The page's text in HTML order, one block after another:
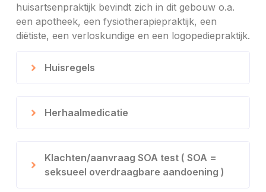
huisartsenpraktijk bevindt zich in dit gebouw o.a.
een apotheek, een fysiotherapiepraktijk, een
diëtiste, een verloskundige en een logopediepraktijk.
Huisregels
Herhaalmedicatie
Klachten/aanvraag SOA test ( SOA =
seksueel overdraagbare aandoening )